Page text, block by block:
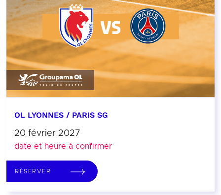
OL LYONNES / PARIS SG
20 février 2027
date et heure à confirmer
RÉSERVER